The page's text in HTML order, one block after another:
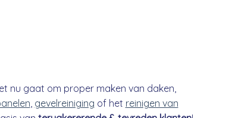
nu gaat om proper maken van daken,
, gevelreiniging of het reinigen van